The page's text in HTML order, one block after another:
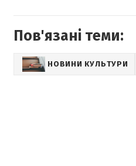
Пов'язані теми:
НОВИНИ КУЛЬТУРИ